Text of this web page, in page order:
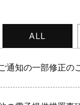
ALL
通知の一部修正の